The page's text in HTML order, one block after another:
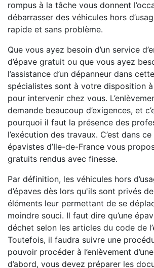
rompus à la tâche vous donnent
débarrasser des véhicules hors
rapide et sans problème.
Que vous ayez besoin d’un service
d’épave gratuit ou que vous ayez
l’assistance d’un dépanneur dans
spécialistes sont à votre disposition
pour intervenir chez vous.
demande beaucoup d’exigences, et
pourquoi il faut la présence des
l’exécution des travaux. C’est dans
épavistes d’Ile-de-France vous
gratuits rendus avec finesse.
Par définition, les véhicules hors
d’épaves dès lors qu'ils sont privés
éléments leur permettant de se
moindre souci. Il faut dire qu’une
déchet selon les articles du code de
Toutefois, il faudra suivre une
pouvoir procéder à l’enlèvement
d’abord, vous devez préparer les